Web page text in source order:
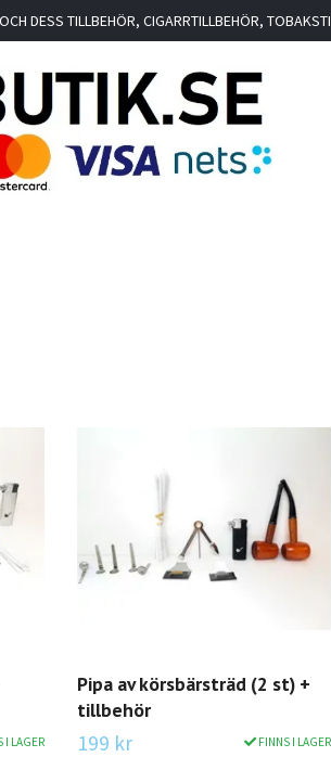
DESS TILLBEHÖR, CIGARRTILLBEHÖR,
I LAGER
Pipa av körsbärsträd (2 st) +
tillbehör
199 kr FINNS I LAGER